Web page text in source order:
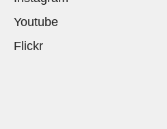
Youtube
Flickr